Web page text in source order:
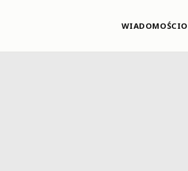
WIADOMOŚCI